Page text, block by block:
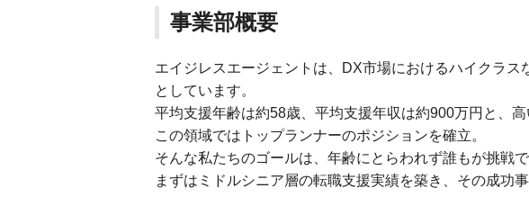
事業部概要
エイジレスエージェントは、DX市場におけるハイクラス
としています。
平均支援年齢は約58歳、平均支援年収は約900万円と、
この領域ではトップランナーのポジションを確立。
そんな私たちのゴールは、年齢にとらわれず誰もが挑戦で
まずはミドルシニア層の転職支援実績を築き、その成功